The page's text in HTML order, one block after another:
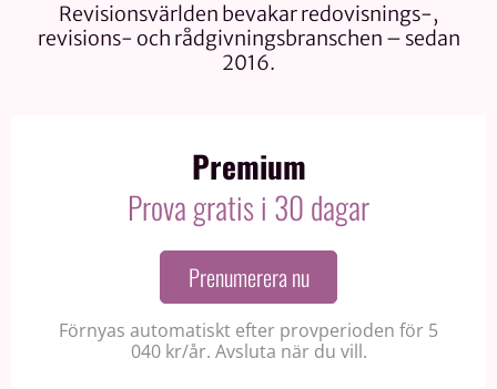
Revisionsvärlden bevakar redovisnings-,
revisions- och rådgivningsbranschen – sedan
2016.
Premium
Prova gratis i 30 dagar
Prenumerera nu
Förnyas automatiskt efter provperioden för 5
040 kr/år. Avsluta när du vill.